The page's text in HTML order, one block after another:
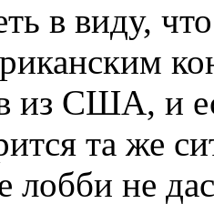
в виду,
из США, и
та же
лобби не